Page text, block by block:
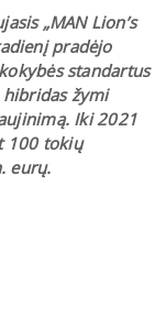
„MAN Lion’s
pradėjo
standartus
žymi
Iki 2021
100 tokių
eurų.